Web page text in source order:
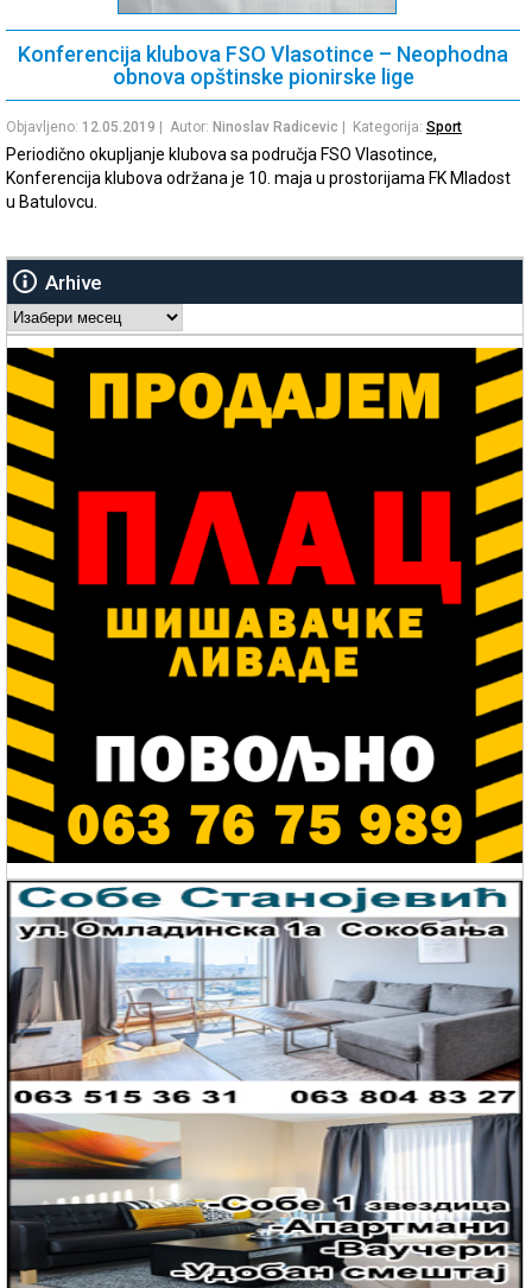
Konferencija klubova FSO Vlasotince – Neophodna
obnova opštinske pionirske lige
Objavljeno: 12.05.2019 | Autor: Ninoslav Radicevic | Kategorija: Sport
Periodično okupljanje klubova sa područja FSO Vlasotince,
Konferencija klubova održana je 10. maja u prostorijama FK Mladost
u Batulovcu.
Arhive
Arhive